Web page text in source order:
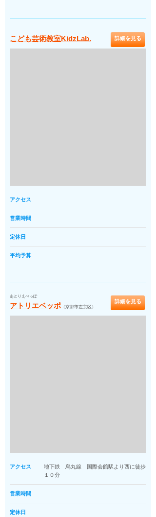
こども芸術教室KidzLab. 詳細を見る
アクセス
営業時間
定休日
平均予算
あとりえべっぽ
アトリエベッポ （京都市左京区）
詳細を見る
アクセス
地下鉄 烏丸線 国際会館駅より西に徒歩
１０分
営業時間
定休日